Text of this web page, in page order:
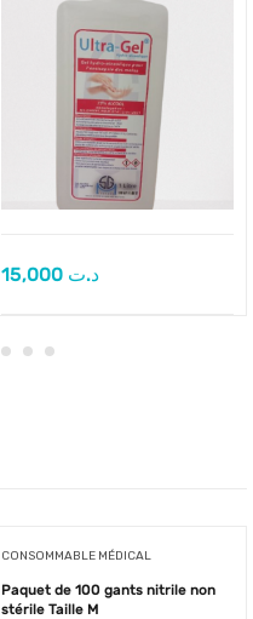
د.ت
CONSOMMABLE MÉDICAL
Paquet de 100 gants nitrile non
stérile Taille M